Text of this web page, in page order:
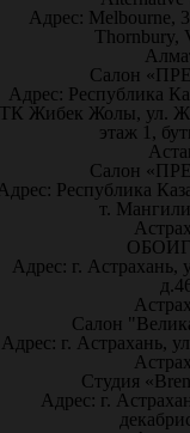
Адрес: Melbourne,
Thornbury,
Салон
Адрес: Республика
Жибек Жолы, ул.
этаж 1,
Салон
Республика
т.
Адрес: г. Астрахань,
Салон
Адрес: г. Астрахань,
Студия
Адрес: г.